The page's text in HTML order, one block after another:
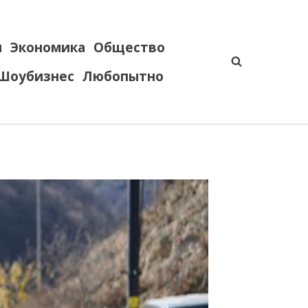
Экономика Общество
Любопытно